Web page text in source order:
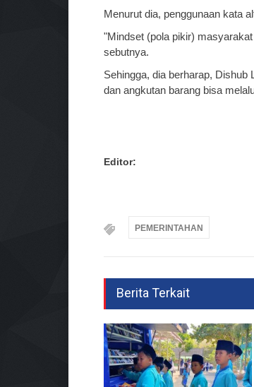
Menurut dia, penggunaan kata
"Mindset (pola pikir)
sebutnya.
Sehingga, dia berharap,
dan angkutan barang bisa
Editor:
PEMERINTAHAN
Berita Terkait